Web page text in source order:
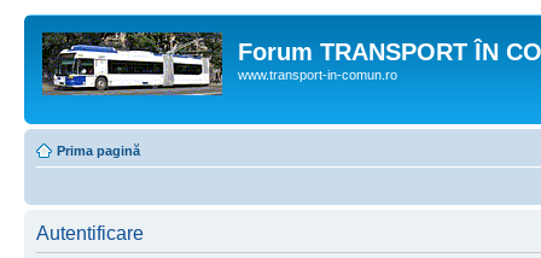
Forum TRANSPORT ÎN
www.transport-in-comun.ro
Prima pagină
Autentificare